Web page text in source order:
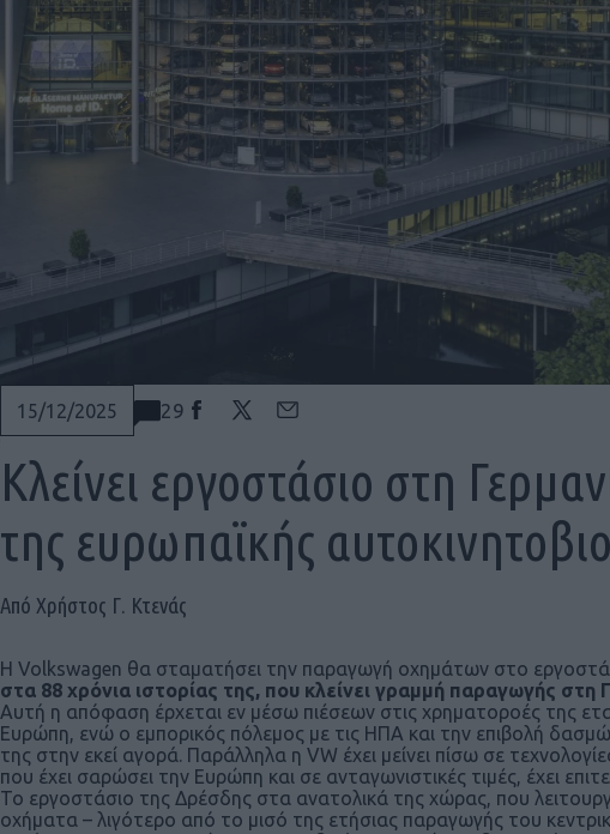
15/12/2025 29
Κλείνει εργοστάσιο στη
της ευρωπαϊκής
Από Χρήστος Γ. Κτενάς
Η Volkswagen θα σταματήσει την παραγωγή οχημάτων στο
στα 88 χρόνια ιστορίας της, που κλείνει γραμμή παραγωγής στη
Αυτή η απόφαση έρχεται εν μέσω πιέσεων στις χρηματοροές της
Ευρώπη, ενώ ο εμπορικός πόλεμος με τις ΗΠΑ και την επιβολή
της στην εκεί αγορά. Παράλληλα η VW έχει μείνει πίσω σε
που έχει σαρώσει την Ευρώπη και σε ανταγωνιστικές τιμές, έχει
Το εργοστάσιο της Δρέσδης στα ανατολικά της χώρας, που
οχήματα – λιγότερο από το μισό της ετήσιας παραγωγής του